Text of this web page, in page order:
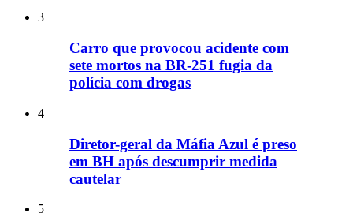
3
Carro que provocou acidente com
sete mortos na BR-251 fugia da
polícia com drogas
4
Diretor-geral da Máfia Azul é preso
em BH após descumprir medida
cautelar
5